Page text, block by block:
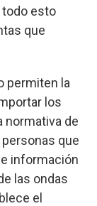
todo esto
que
permiten la
los
normativa de
que
información
las ondas
el